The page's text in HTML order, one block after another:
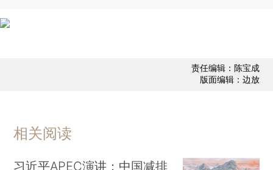
责任编辑：陈宝成
版面编辑：边放
相关阅读
习近平APEC演讲：中国减排